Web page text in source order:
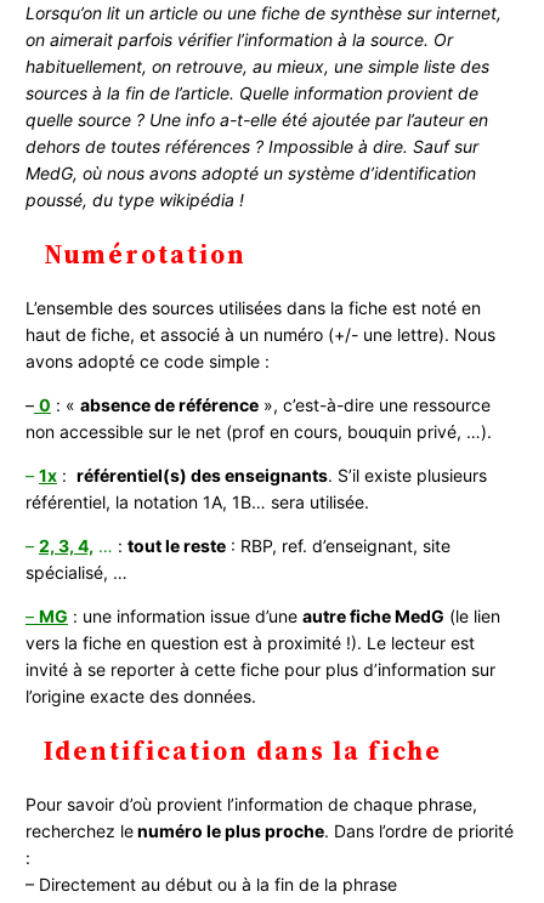
Lorsqu’on lit un article ou une fiche de synthèse sur internet,
on aimerait parfois vérifier l’information à la source. Or
habituellement, on retrouve, au mieux, une simple liste des
sources à la fin de l’article. Quelle information provient de
quelle source ? Une info a-t-elle été ajoutée par l’auteur en
dehors de toutes références ? Impossible à dire. Sauf sur
MedG, où nous avons adopté un système d’identification
poussé, du type wikipédia !
Numérotation
L’ensemble des sources utilisées dans la fiche est noté en
haut de fiche, et associé à un numéro (+/- une lettre). Nous
avons adopté ce code simple :
– 0 : « absence de référence», c’est-à-dire une ressource
non accessible sur le net (prof en cours, bouquin privé, …).
– 1x: référentiel(s) des enseignants. S’il existe plusieurs
référentiel, la notation 1A, 1B… sera utilisée.
– 2, 3, 4, … : tout le reste: RBP, ref. d’enseignant, site
spécialisé, …
– MG : une information issue d’une autre fiche MedG (le lien
vers la fiche en question est à proximité !). Le lecteur est
invité à se reporter à cette fiche pour plus d’information sur
l’origine exacte des données.
Identification dans la fiche
Pour savoir d’où provient l’information de chaque phrase,
recherchez lenuméro le plus proche. Dans l’ordre de priorité
:
– Directement au début ou à la fin de la phrase